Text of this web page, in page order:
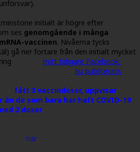
initialt är högre efter
ses genomgående i många
mRNA-vaccinen. Nivåerna tycks
gå ner fortare från den initialt mycket
mitt tidigare Facebook-
studien har nu publicerats
fått 3 vaccindoser, uppvisar
de som bara har haft COVID-19
2 doser
här).